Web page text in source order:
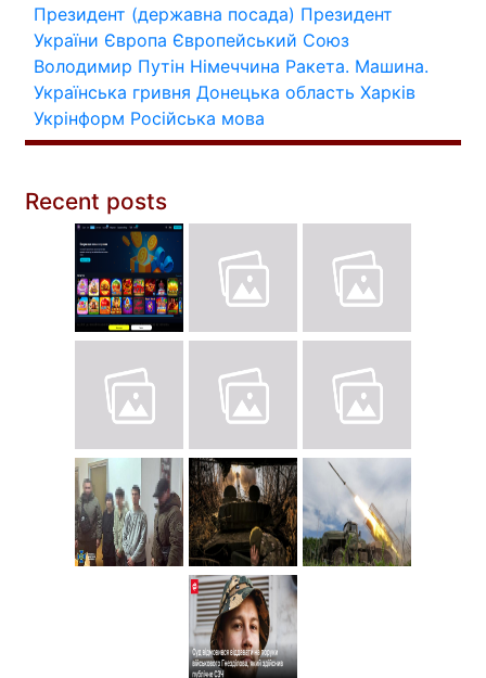
Президент (державна посада) Президент
України Європа Європейський Союз
Володимир Путін Німеччина Ракета. Машина.
Українська гривня Донецька область Харків
Укрінформ Російська мова
Recent posts